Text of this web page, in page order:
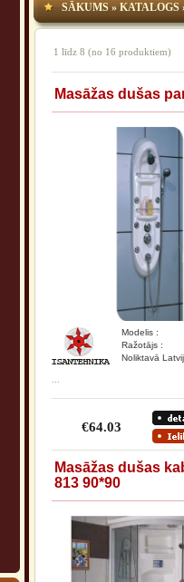
SĀKUMS»KATALOGS
1 līdz 8 (no 16 produktiem)
Masāžas dušas
Modelis :
Ražotājs :
Noliktavā
€64.03
Masāžas dušas
813 90*90